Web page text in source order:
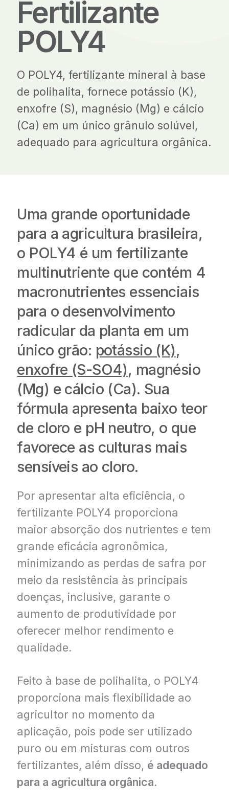
Fertilizante
POLY4
O POLY4, fertilizante mineral à base
de polihalita, fornece potássio (K),
enxofre (S), magnésio (Mg) e cálcio
(Ca) em um único grânulo solúvel,
adequado para agricultura orgânica.
Uma grande oportunidade
para a agricultura brasileira,
o POLY4 é um fertilizante
multinutriente que contém 4
macronutrientes essenciais
para o desenvolvimento
radicular da planta em um
único grão: potássio (K),
enxofre (S-SO4), magnésio
(Mg) e cálcio (Ca). Sua
fórmula apresenta baixo teor
de cloro e pH neutro, o que
favorece as culturas mais
sensíveis ao cloro.
Por apresentar alta eficiência, o
fertilizante POLY4 proporciona
maior absorção dos nutrientes e tem
grande eficácia agronômica,
minimizando as perdas de safra por
meio da resistência às principais
doenças, inclusive, garante o
aumento de produtividade por
oferecer melhor rendimento e
qualidade.
Feito à base de polihalita, o POLY4
proporciona mais flexibilidade ao
agricultor no momento da
aplicação, pois pode ser utilizado
puro ou em misturas com outros
fertilizantes, além disso, é adequado
para a agricultura orgânica.